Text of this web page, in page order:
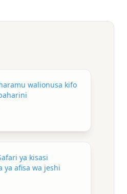
walionusa kifo
ya kisasi
ya afisa wa jeshi